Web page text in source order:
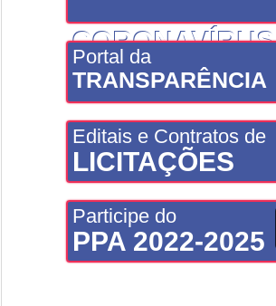
CORONAVÍRUS
Portal da
TRANSPARÊNCIA
Editais e Contratos de
LICITAÇÕES
Participe do
PPA 2022-2025